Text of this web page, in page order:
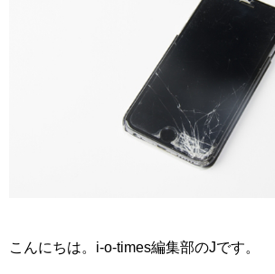
こんにちは。i-o-times編集部のJです。